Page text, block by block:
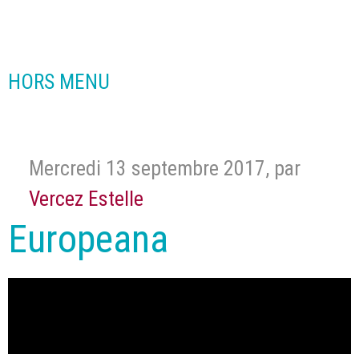
HORS MENU
Mercredi 13 septembre 2017, par
Vercez Estelle
Europeana